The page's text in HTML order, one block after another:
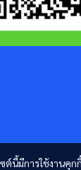
ซต์นี้มีการใช้งานคุ